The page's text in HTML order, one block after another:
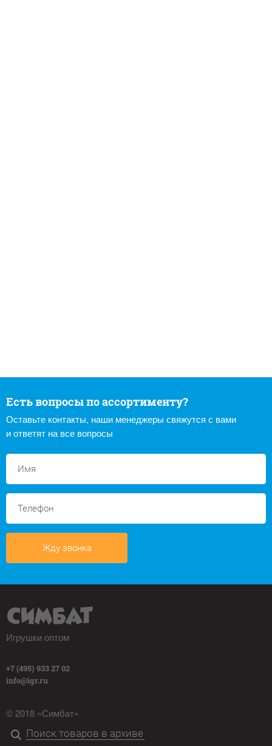
Есть вопросы по ассортименту?
Оставьте контакты, наши менеджеры свяжутся с вами
и ответят на все вопросы
Жду звонка
Игрушки оптом
+7 (495) 933 27 02
info@igr.ru
© 2018 «Симбат»